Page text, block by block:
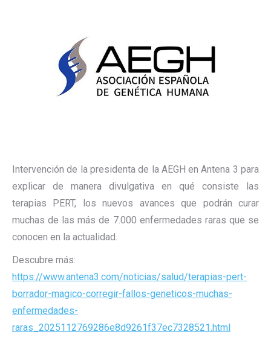
Intervención de la presidenta de la AEGH en Antena 3 para
explicar de manera divulgativa en qué consiste las
terapias PERT, los nuevos avances que podrán curar
muchas de las más de 7.000 enfermedades raras que se
conocen en la actualidad.
Descubre más:
https://www.antena3.com/noticias/salud/terapias-pert-
borrador-magico-corregir-fallos-geneticos-muchas-
enfermedades-
raras_2025112769286e8d9261f37ec7328521.html